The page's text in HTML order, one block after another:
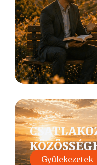
Gyülekezetek